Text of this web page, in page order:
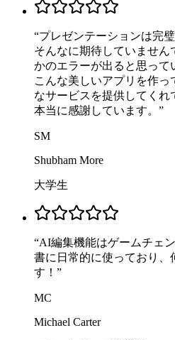
“プレゼンテーションは完
そんなに期待していませ
かのエラーが出ると思って
こんな美しいアプリを作っ
なサービスを提供してくれ
本当に感謝しています。 ”
SM
Shubham More
大学生
“AI編集機能はゲームチェ
書に日常的に使っており、
す！ ”
MC
Michael Carter